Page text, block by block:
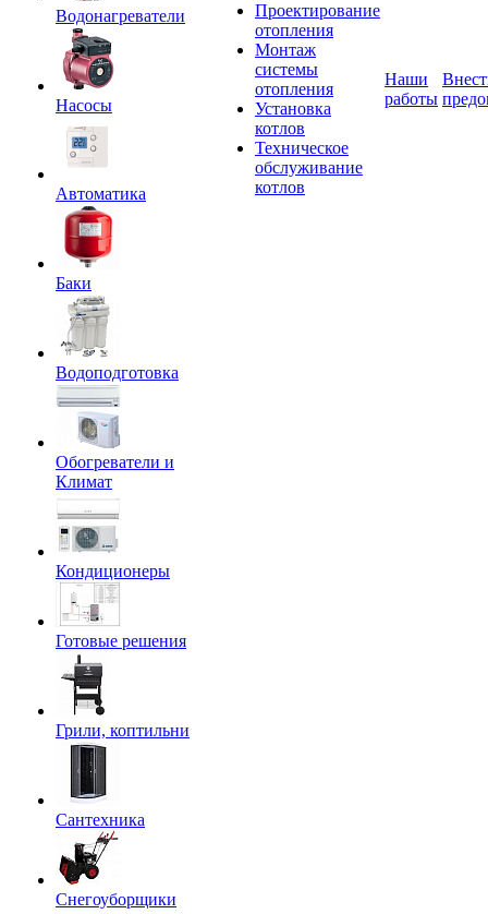
Водонагреватели
Насосы
Автоматика
Баки
Водоподготовка
Обогреватели и
Климат
Кондиционеры
Готовые решения
Грили, коптильни
Сантехника
Снегоуборщики
Проектирование
отопления
Монтаж
системы
отопления
Установка
котлов
Техническое
обслуживание
котлов
Наши
работы